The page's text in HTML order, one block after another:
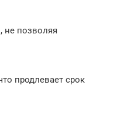
не позволяя
продлевает срок